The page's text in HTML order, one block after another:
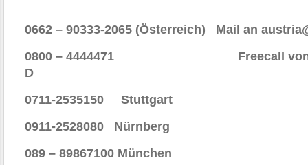
0662 – 90333-2065 (Österreich) Mail an
0800 – 4444471 Freecall von
D
0711-2535150 Stuttgart
0911-2528080 Nürnberg
089 – 89867100 München